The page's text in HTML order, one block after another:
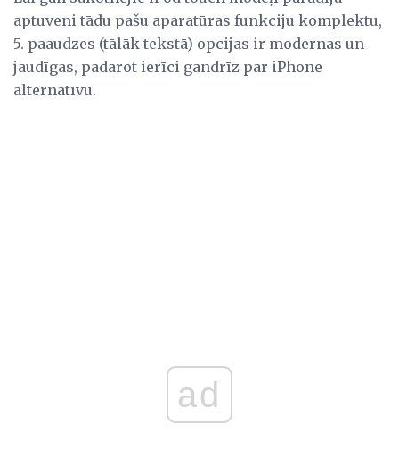
aptuveni tādu pašu aparatūras funkciju komplektu,
5. paaudzes (tālāk tekstā) opcijas ir modernas un
jaudīgas, padarot ierīci gandrīz par iPhone
alternatīvu.
ad